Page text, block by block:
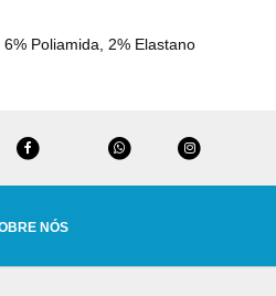
Poliamida, 2% Elastano
NÓS